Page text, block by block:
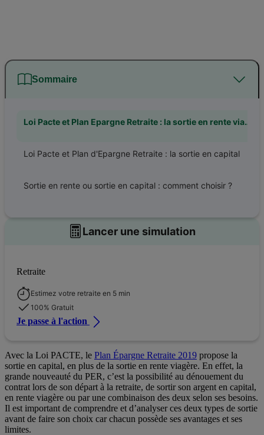
Sommaire
Loi Pacte et Plan Epargne Retraite : la sortie en rente viagère
Loi Pacte et Plan d'Epargne Retraite : la sortie en capital
Sortie en rente ou sortie en capital : comment choisir ?
Lancer une simulation
Retraite
Estimez votre retraite en 5 min
100% Gratuit
Je passe à l'action
Avec la Loi PACTE, le Plan Épargne Retraite 2019 propose la
sortie en capital, en plus de la sortie en rente viagère. En effet, la
grande nouveauté du PER, c’est la possibilité au dénouement du
contrat lors de son départ à la retraite, de sortir son argent en capital,
en rente viagère ou par une combinaison des deux selon ses besoins.
Il est important de comprendre et d’analyser ces deux types de sortie
avant de faire son choix car chacun possède ses avantages et ses
limites.